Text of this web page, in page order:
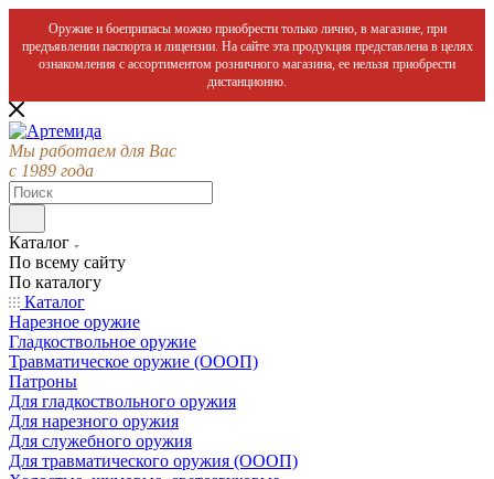
Оружие и боеприпасы можно приобрести только лично, в магазине, при
предъявлении паспорта и лицензии. На сайте эта продукция представлена в целях
ознакомления с ассортиментом розничного магазина, ее нельзя приобрести
дистанционно.
Мы работаем для Вас
с 1989 года
Каталог
По всему сайту
По каталогу
Каталог
Нарезное оружие
Гладкоствольное оружие
Травматическое оружие (ОООП)
Патроны
Для гладкоствольного оружия
Для нарезного оружия
Для служебного оружия
Для травматического оружия (ОООП)